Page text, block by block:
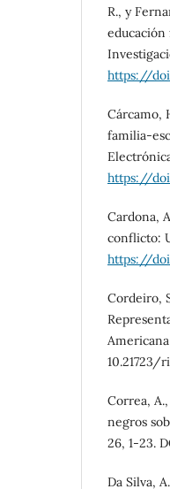
R., y
educación
https://
Cárcamo,
familia-
https://
Cardona,
conflicto:
https://
Cordeiro,
Americana
10.21723/
Correa,
negros
26, 1-23.
Da Silva,